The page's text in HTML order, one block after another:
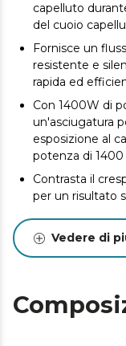
capelluto
del cuoio
Fornisce un
resistente e
rapida ed
Con 1400W di
un'asciugatura
esposizione al
potenza di
Contrasta il
per un risultato
Protegge il
assicurando una
un'asciugatura
capelli e stili di
Include
Vedere di